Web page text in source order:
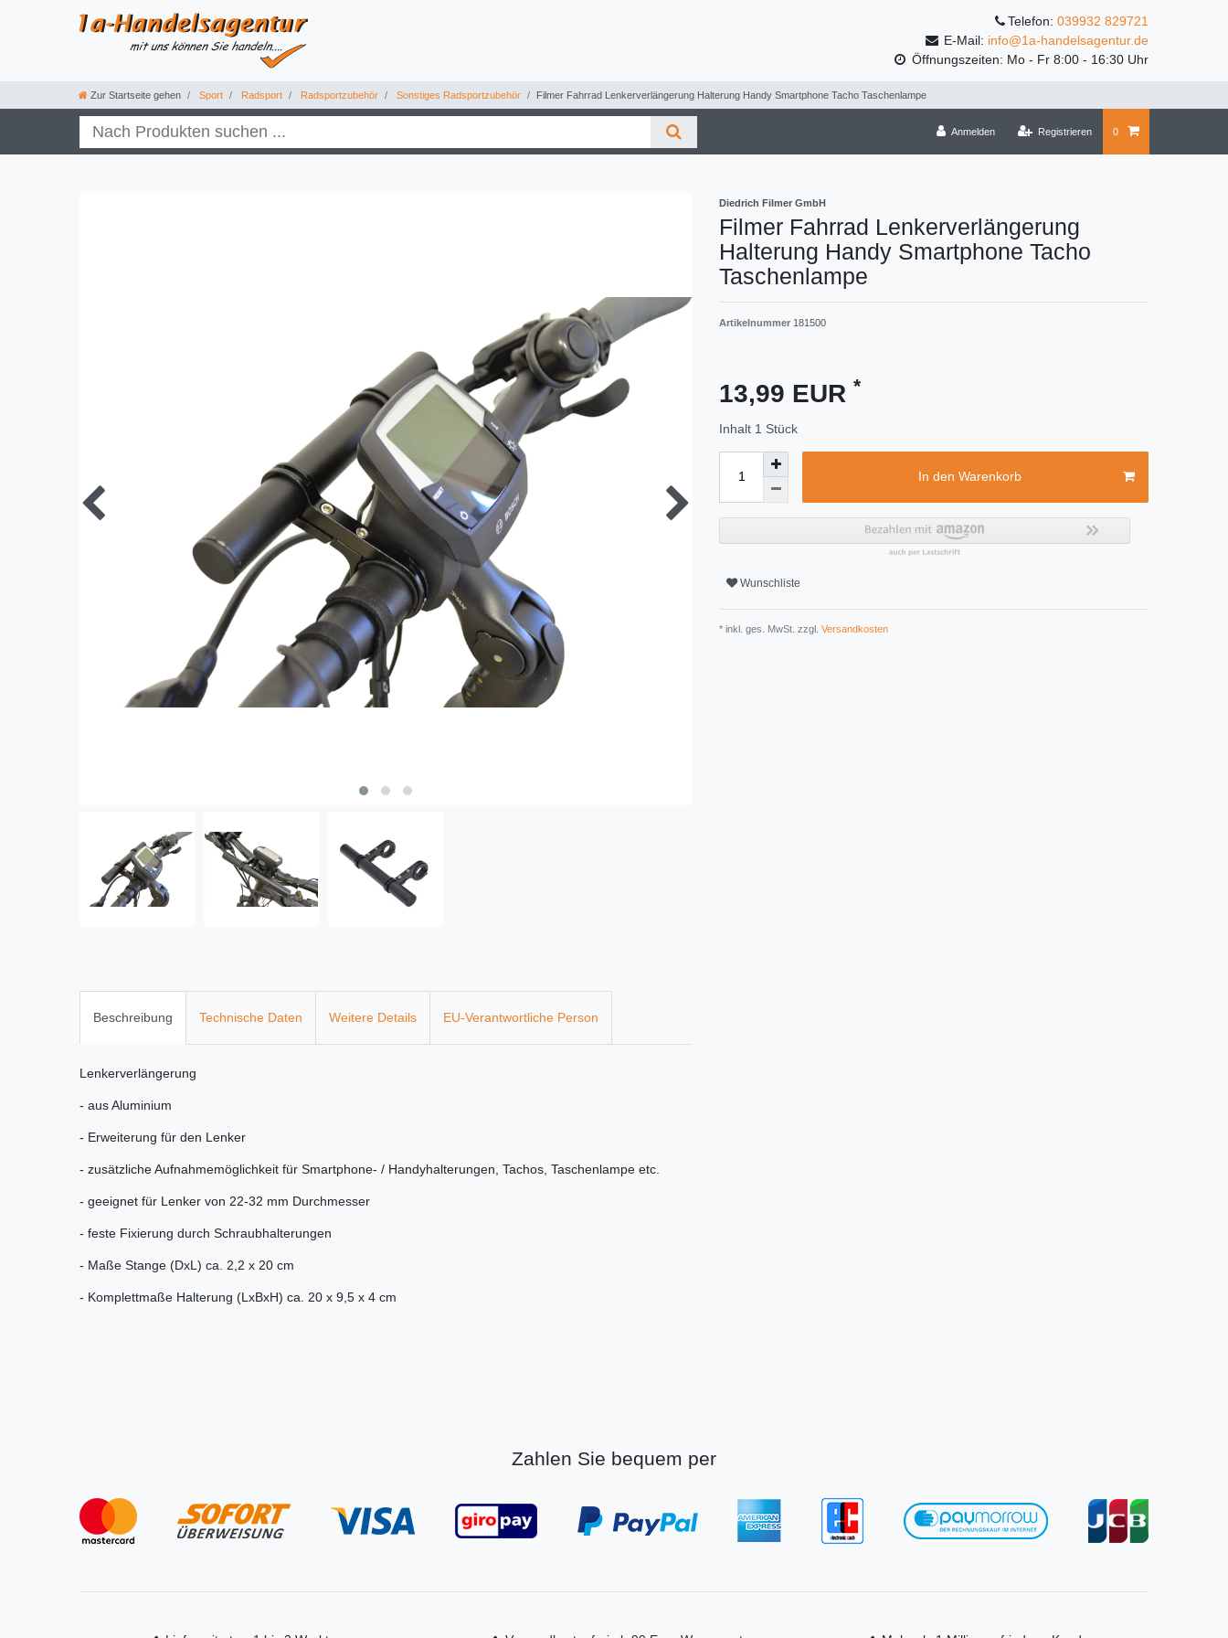
Telefon: 039932 829721
E-Mail: info@1a-handelsagentur.de
Öffnungszeiten: Mo - Fr 8:00 - 16:30 Uhr
Zur Startseite gehen Sport Radsport Radsportzubehör Sonstiges Radsportzubehör Filmer Fahrrad Lenkerverlängerung Halterung Handy Smartphone Tacho Taschenlampe
Anmelden Registrieren 0
Diedrich Filmer GmbH
Filmer Fahrrad Lenkerverlängerung
Halterung Handy Smartphone Tacho
Taschenlampe
Artikelnummer 181500
13,99 EUR *
Inhalt 1 Stück
In den Warenkorb
Wunschliste
* inkl. ges. MwSt. zzgl. Versandkosten
Beschreibung Technische Daten Weitere Details EU-Verantwortliche Person
Lenkerverlängerung
- aus Aluminium
- Erweiterung für den Lenker
- zusätzliche Aufnahmemöglichkeit für Smartphone- / Handyhalterungen, Tachos, Taschenlampe etc.
- geeignet für Lenker von 22-32 mm Durchmesser
- feste Fixierung durch Schraubhalterungen
- Maße Stange (DxL) ca. 2,2 x 20 cm
- Komplettmaße Halterung (LxBxH) ca. 20 x 9,5 x 4 cm
Zahlen Sie bequem per